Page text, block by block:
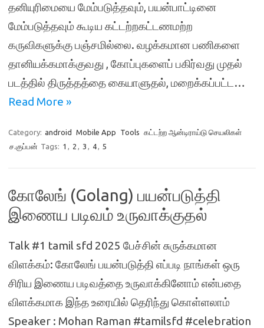
தனியுரிமையை மேம்படுத்தவும், பயன்பாட்டினை
மேம்படுத்தவும் கூடிய கட்டற்றகட்டணமற்ற
கருவிகளுக்கு பஞ்சமில்லை. வழக்கமான பணிகளை
தானியக்கமாக்குவது , கோப்புகளைப் பகிர்வது முதல்
படத்தில் திருத்தத்தை கையாளுதல், மறைக்கப்பட்ட…
Read More »
Category: android Mobile App Tools கட்டற்ற ஆன்டிராய்டு செயலிகள்
ச.குப்பன் Tags: 1 , 2 , 3 , 4, 5
கோலேங் (Golang) பயன்படுத்தி
இணைய படிவம் உருவாக்குதல்
Talk #1 tamil sfd 2025 பேச்சின் சுருக்கமான
விளக்கம்: கோலேங் பயன்படுத்தி எப்படி நாங்கள் ஒரு
சிரிய இணைய படிவத்தை உருவாக்கினோம் என்பதை
விளக்கமாக இந்த உரையில் தெரிந்து கொள்ளலாம்
Speaker : Mohan Raman #tamilsfd #celebration